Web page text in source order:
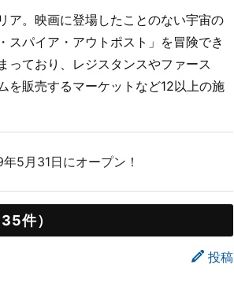
ア。映画に登場したことのない宇宙の
スパイア・アウトポスト」を冒険でき
っており、レジスタンスやファース
を販売するマーケットなど12以上の施
5月31日にオープン！
件）
投稿